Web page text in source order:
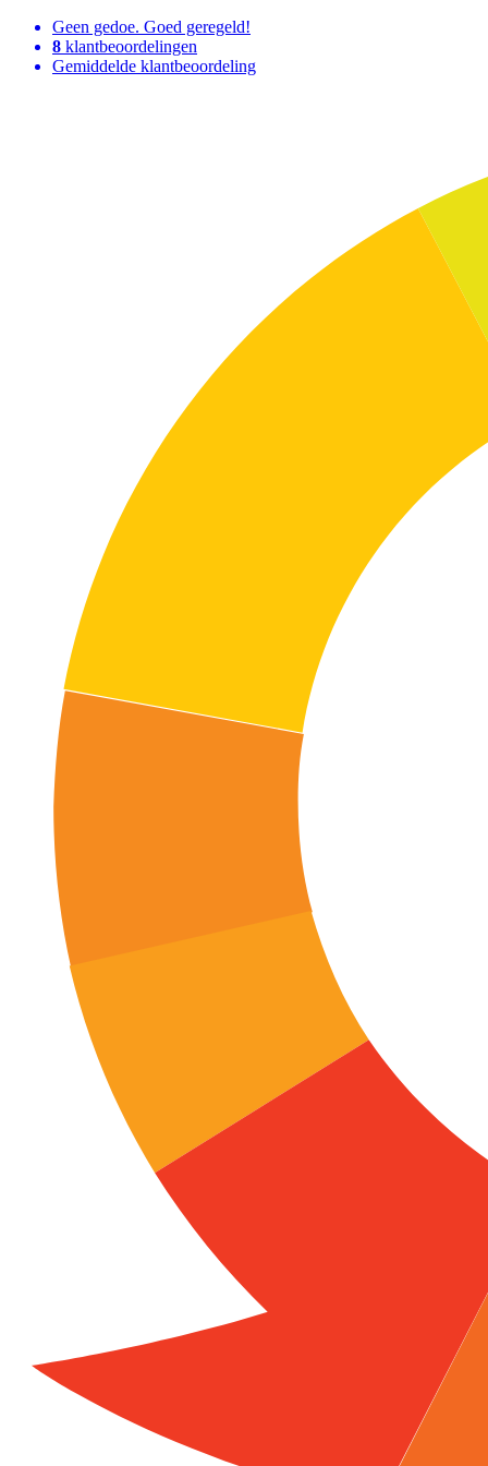
Geen gedoe. Goed geregeld!
8 klantbeoordelingen
Gemiddelde klantbeoordeling